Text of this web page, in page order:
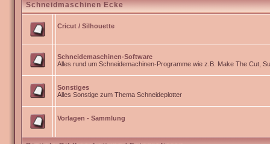
Schneidmaschinen Ecke
Cricut / Silhouette
Schneidemaschinen-Software
Alles rund um Schneidemachinen-Programme wie z.B. Make The Cut,
Sonstiges
Alles Sonstige zum Thema Schneideplotter
Vorlagen - Sammlung